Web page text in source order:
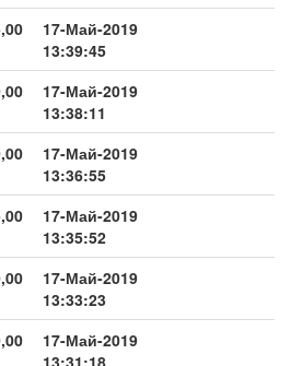
17-Май-2019
13:39:45
17-Май-2019
13:38:11
17-Май-2019
13:36:55
17-Май-2019
13:35:52
17-Май-2019
13:33:23
17-Май-2019
13:31:18